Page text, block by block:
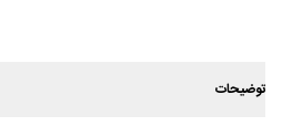
توضیحات